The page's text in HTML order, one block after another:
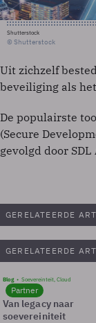
Shutterstock
© Shutterstock
Uit zichzelf
beveiliging als
De populairste
(Secure
gevolgd door
GERELATEERDE
GERELATEERDE
Blog Soevereinteit, Cloud
Partner
Van legacy naar
soevereiniteit